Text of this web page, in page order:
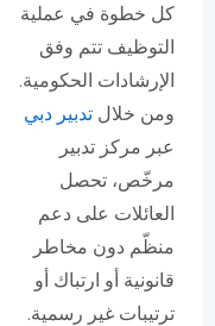
كل خطوة في عملية
التوظيف تتم وفق
الإرشادات الحكومية.
ومن خلال تدبير دبي
عبر مركز تدبير
مرخّص، تحصل
العائلات على دعم
منظّم دون مخاطر
قانونية أو ارتباك أو
ترتيبات غير رسمية.